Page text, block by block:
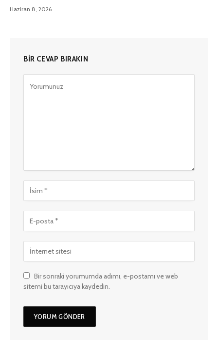
Haziran 8, 2026
BIR CEVAP BIRAKIN
Bir sonraki yorumumda adımı, e-postamı ve web
sitemi bu tarayıcıya kaydedin.